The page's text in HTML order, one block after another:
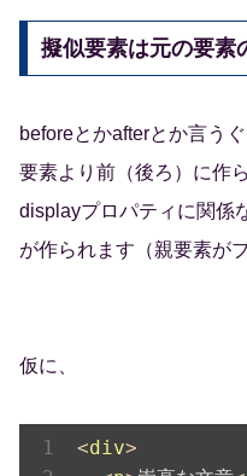
擬似要素は元の要素
beforeとかafterとか言う
要素より前（後ろ）に作
displayプロパティに関係
が作られます（親要素が
仮に、
<div>